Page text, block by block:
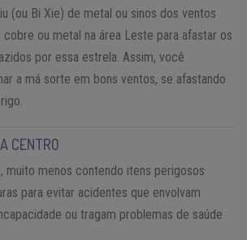
(ou Bi Xie) de metal ou sinos dos ventos
ou metal na área Leste para afastar os
por essa estrela. Assim, você
a má sorte em bons ventos, se afastando
CENTRO
muito menos contendo itens perigosos
para evitar acidentes que envolvam
ou tragam problemas de saúde